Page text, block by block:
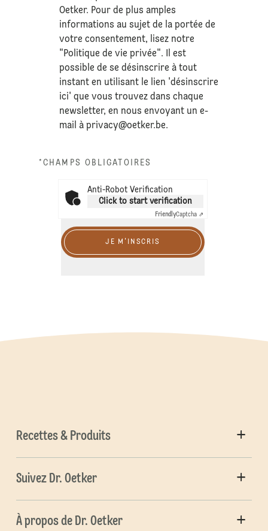
Oetker. Pour de plus amples
informations au sujet de la portée de
votre consentement, lisez notre
"Politique de vie privée". Il est
possible de se désinscrire à tout
instant en utilisant le lien 'désinscrire
ici' que vous trouvez dans chaque
newsletter, en nous envoyant un e-
mail àprivacy@oetker.be.
*CHAMPS OBLIGATOIRES
Anti-Robot Verification
Click to start verification
FriendlyCaptcha ⇗
JE M'INSCRIS
Recettes & Produits
Suivez Dr. Oetker
À propos de Dr. Oetker